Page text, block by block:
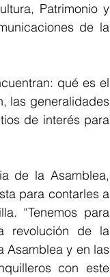
Patrimonio y
de la
qué es el
las generalidades
de interés para
de la Asamblea,
para contarles a
“Tenemos para
revolución de la
Asamblea y en las
con este